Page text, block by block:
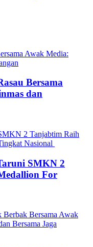
Bersama
dan
SMKN 2
For